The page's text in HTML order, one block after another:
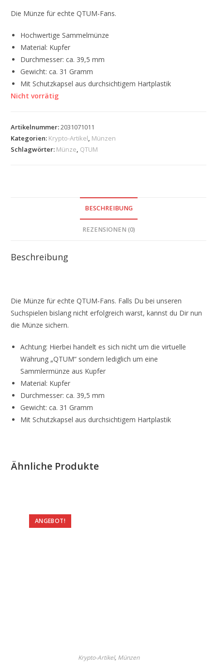
Die Münze für echte QTUM-Fans.
Hochwertige Sammelmünze
Material: Kupfer
Durchmesser: ca. 39,5 mm
Gewicht: ca. 31 Gramm
Mit Schutzkapsel aus durchsichtigem Hartplastik
Nicht vorrätig
Artikelnummer:2031071011
Kategorien: Krypto-Artikel, Münzen
Schlagwörter: Münze, QTUM
BESCHREIBUNG
REZENSIONEN (0)
Beschreibung
Die Münze für echte QTUM-Fans. Falls Du bei unseren
Suchspielen bislang nicht erfolgreich warst, kannst du Dir nun
die Münze sichern.
Achtung: Hierbei handelt es sich nicht um die virtuelle
Währung „QTUM“ sondern lediglich um eine
Sammlermünze aus Kupfer
Material: Kupfer
Durchmesser: ca. 39,5 mm
Gewicht: ca. 31 Gramm
Mit Schutzkapsel aus durchsichtigem Hartplastik
Ähnliche Produkte
ANGEBOT!
Krypto-Artikel, Münzen